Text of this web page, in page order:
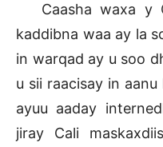
Caasha waxa y
kaddibna waa ay la
in warqad ay u soo
u sii raacisay in
ayuu aaday
jiray Cali